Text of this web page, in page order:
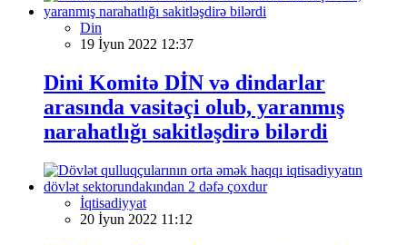
Din
19 İyun 2022 12:37
Dini Komitə DİN və dindarlar
arasında vasitəçi olub, yaranmış
narahatlığı sakitləşdirə bilərdi
İqtisadiyyat
20 İyun 2022 11:12